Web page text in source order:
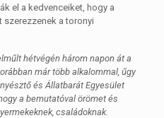
el a kedvenceiket, hogy a
szerezzenek a toronyi
hétvégén három napon át a
már több alkalommal, űgy
és Állatbarát Egyesület
a bemutatóval örömet és
családoknak.